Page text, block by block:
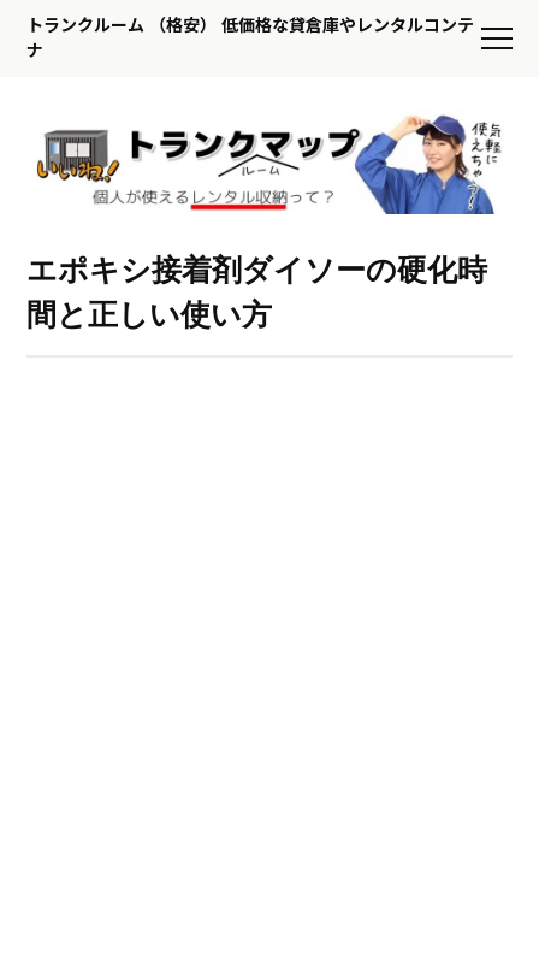
トランクルーム （格安） 低価格な貸倉庫やレンタルコンテ
ナ
エポキシ接着剤ダイソーの硬化時
間と正しい使い方